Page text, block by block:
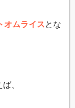
オムライスとな
、